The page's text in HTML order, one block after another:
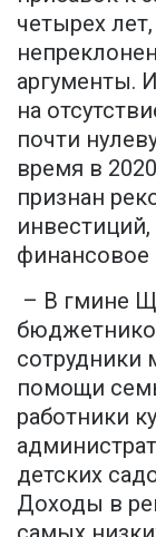
четырех
аргументы.
на
почти
время в
признан
финансовое
– В гмине
сотрудники
помощи
работники
детских
Доходы в